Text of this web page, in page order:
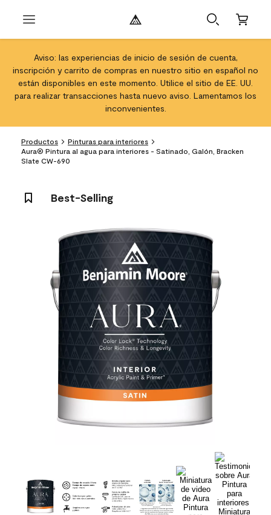
Aviso: las experiencias de inicio de sesión de cuenta,
inscripción y carrito de compras en nuestro sitio en español no
están disponibles en este momento. Utilice el sitio de EE. UU.
para realizar transacciones hasta nuevo aviso. Lamentamos los
inconvenientes.
Productos
Pinturas para interiores
Aura® Pintura al agua para interiores - Satinado, Galón, Bracken
Slate CW-690
Best-Selling